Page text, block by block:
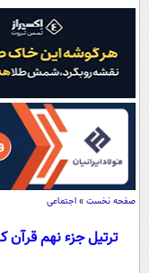
صفحه نخست » اجتماعی
ترتیل جزء نهم